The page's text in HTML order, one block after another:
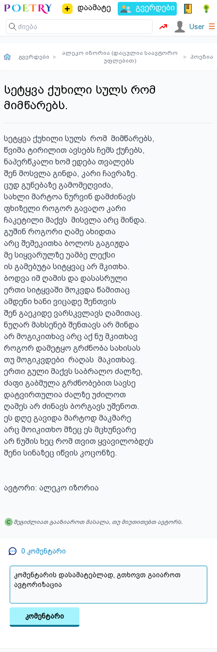
დაამატე გვერდები
User ☰
გვერდები ▸
ალეკო იზორია (დაცულია საავტორო
უფლებით)
▸ პოეზია
სეტყვა ქუხილი სულს რომ
მიმწარებს.
სეტყვა ქუხილი სულს  რომ  მიმწარებს,
წვიმა ტირილით ავსებს ჩემს ქუჩებს,
ნაპერწკალი ხომ ედება თვალებს
შენ მოსვლა გინდა, კარი ჩავრაზე.
ცუდ გუნებაზე გამომეღვიძა,
სახლი მარტოა ნურვინ დამძინავს
ფხიზელი როგორ გავაღო კარი
ჩაკეტილი მაქვს  მისვლა არც მინდა.
გუშინ როგორი ღამე ახიდთა
არც შემეკითხა ბოლოს გაგიჟდა
მე სიყვარულზე უამბე ლექსი
ის გამებუტა სიტყვაც არ მკითხა.
ბოდვა იმ ღამის და დასასრული
ერთი სიტყვაში მოკვდა წამითაც
ამდენი ხანი ვიცადე შენთვის
შენ გაეკიდე ვარსკვლავს ღამითაც.
ნუღარ მახსენებ შენთავს არ მინდა
არ მოგიკითხავ არც აქ ნუ მკითხავ
როგორ დამეტყო გრძნობა სახისას
თუ მოგიკვდები  რაღას  მაკითხავ.
ერთი გული მაქვს საბრალო ძალზე,
ძაფი გაბმულა გრძნობებით სავსე
დატვირთულია ძალზე უძილოთ
ღამეს არ ძინავს ბორგავს უშენოთ.
ეს დღე გავიდა მარტოდ მაკმარე
არც მოიკითხო მზეც ეს მცხუნვარე
არ ნუშის ხეც რომ თვით ყვავილობდეს
შენი სინაზეც იწვის კოცონზე.
ავტორი: ალეკო იზორია
შეგიძლიათ გააზიაროთ მასალა, თუ მიუთითებთ ავტორს.
0 კომენტარი
კომენტარი